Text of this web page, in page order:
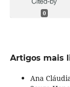
0
Artigos mais
Ana